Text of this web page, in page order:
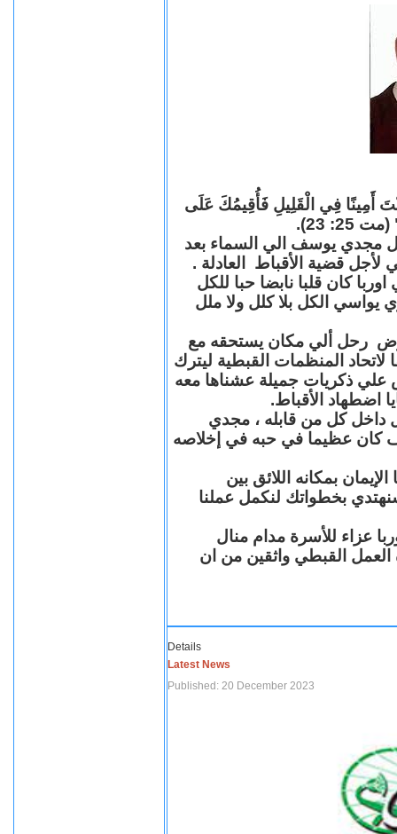
أَمِينًا فِي الْقَلِيلِ فَأُقِيمُكَ عَلَى
23).
مجدي يوسف الي السماء بعد
قضية الأقباط العادلة .
كان قلبا نابضا حبا للكل
يواسي الكل بلا كلل ولا ملل
رحل ألي مكان يستحقه مع
المنظمات القبطية ليترك
علي ذكريات جميلة عشناها معه
اضطهاد الأقباط.
داخل كل من قابله ، مجدي
عظيما في حبه في إخلاصه
بمكانه اللائق بين
بخطواتك لنكمل عملنا
عزاء للأسرة مدام منال
العمل القبطي واثقين من ان
Details
Latest News
Published: 20 December 2023